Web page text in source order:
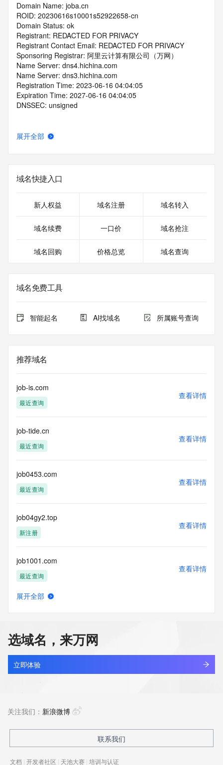
Domain Name: joba.cn
ROID: 20230616s10001s52922658-cn
Domain Status: ok
Registrant: REDACTED FOR PRIVACY
Registrant Contact Email: REDACTED FOR PRIVACY
Sponsoring Registrar: 阿里云计算有限公司（万网）
Name Server: dns4.hichina.com
Name Server: dns3.hichina.com
Registration Time: 2023-06-16 04:04:05
Expiration Time: 2027-06-16 04:04:05
DNSSEC: unsigned
展开全部
域名快捷入口
新人权益 域名注册 域名转入
域名续费 一口价 域名抢注
域名回购 价格总览 域名查询
域名免费工具
智能起名 AI找域名 所属账号查询
推荐域名
job-is.com
最近查询
查看详情
job-tide.cn
最近查询
查看详情
job0453.com
最近查询
查看详情
job04gy2.top
新注册
查看详情
job1001.com
最近查询
查看详情
job225.com
最近查询
查看详情
新注册
展开全部
选域名，来万网
立即体验
关注我们： 新浪微博
联系我们
文档 | 开发者社区 | 天池大赛 | 培训与认证